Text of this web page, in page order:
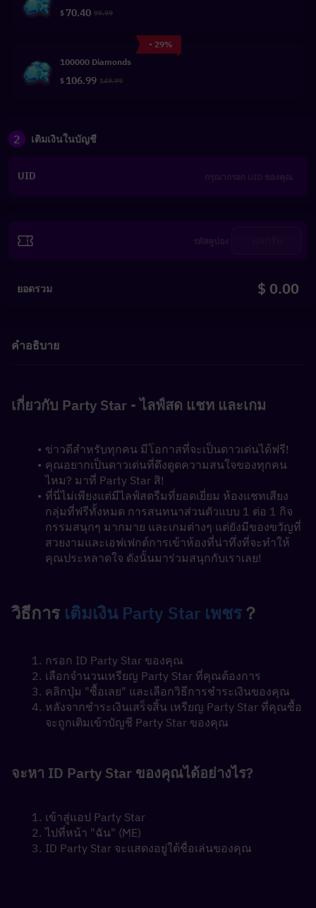
$ 70.40 99.99
- 29%
100000 Diamonds
$ 106.99 149.99
2 เติมเงินในบัญชี
UID
ยอดรวม $ 0.00
คำอธิบาย
เกี่ยวกับ Party Star - ไลฟ์สด แชท และเกม
ข่าวดีสำหรับทุกคน มีโอกาสที่จะเป็นดาวเด่นได้ฟรี!
คุณอยากเป็นดาวเด่นที่ดึงดูดความสนใจของทุกคน
ไหม? มาที่ Party Star สิ!
ที่นี่ไม่เพียงแต่มีไลฟ์สตรีมที่ยอดเยี่ยม ห้องแชทเสียง
กลุ่มที่ฟรีทั้งหมด การสนทนาส่วนตัวแบบ 1 ต่อ 1 กิจ
กรรมสนุกๆ มากมาย และเกมต่างๆ แต่ยังมีของขวัญที่
สวยงามและเอฟเฟกต์การเข้าห้องที่น่าทึ่งที่จะทำให้
คุณประหลาดใจ ดังนั้นมาร่วมสนุกกับเราเลย!
วิธีการ เติมเงิน Party Star เพชร？
กรอก ID Party Star ของคุณ
เลือกจำนวนเหรียญ Party Star ที่คุณต้องการ
คลิกปุ่ม "ซื้อเลย" และเลือกวิธีการชำระเงินของคุณ
หลังจากชำระเงินเสร็จสิ้น เหรียญ Party Star ที่คุณซื้อ
จะถูกเติมเข้าบัญชี Party Star ของคุณ
จะหา ID Party Star ของคุณได้อย่างไร?
เข้าสู่แอป Party Star
ไปที่หน้า "ฉัน" (ME)
ID Party Star จะแสดงอยู่ใต้ชื่อเล่นของคุณ